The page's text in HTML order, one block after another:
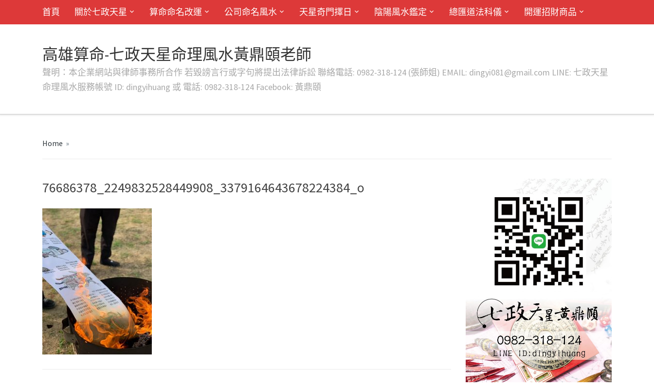
首頁 關於七政天星 算命命名改運 公司命名風水 天星奇門擇日 陰陽風水鑑定 總匯道法科儀 開運招財商品
高雄算命-七政天星命理風水黃鼎頤老師
聲明：本企業網站與律師事務所合作 若毀謗言行或字句將提出法律訴訟 聯絡電話: 0982-318-124 (張師姐) EMAIL: dingyi081@gmail.com LINE: 七政天星
命理風水服務帳號 ID: dingyihuang 或 電話: 0982-318-124 Facebook: 黃鼎頤
Home »
76686378_2249832528449908_3379164643678224384_o